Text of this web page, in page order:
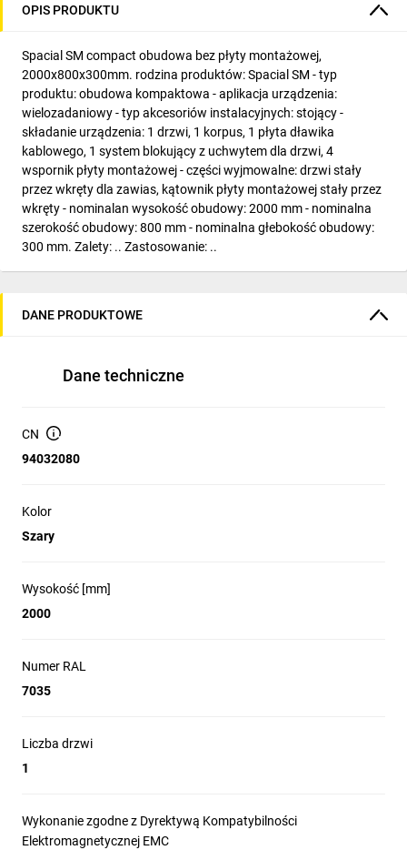
OPIS PRODUKTU
Spacial SM compact obudowa bez płyty montażowej,
2000x800x300mm. rodzina produktów: Spacial SM - typ
produktu: obudowa kompaktowa - aplikacja urządzenia:
wielozadaniowy - typ akcesoriów instalacyjnych: stojący -
składanie urządzenia: 1 drzwi, 1 korpus, 1 płyta dławika
kablowego, 1 system blokujący z uchwytem dla drzwi, 4
wspornik płyty montażowej - części wyjmowalne: drzwi stały
przez wkręty dla zawias, kątownik płyty montażowej stały przez
wkręty - nominalan wysokość obudowy: 2000 mm - nominalna
szerokość obudowy: 800 mm - nominalna głebokość obudowy:
300 mm. Zalety: .. Zastosowanie: ..
DANE PRODUKTOWE
Dane techniczne
CN
94032080
Kolor
Szary
Wysokość [mm]
2000
Numer RAL
7035
Liczba drzwi
1
Wykonanie zgodne z Dyrektywą Kompatybilności
Elektromagnetycznej EMC